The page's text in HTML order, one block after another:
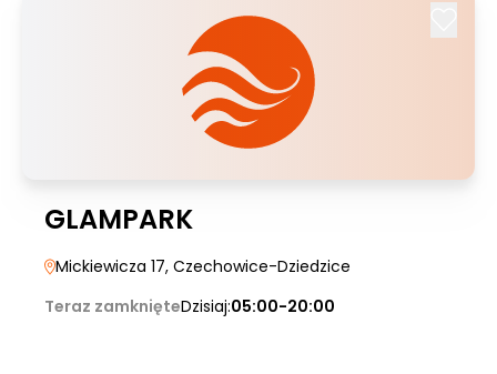
GLAMPARK
Mickiewicza 17, Czechowice-Dziedzice
Teraz zamknięteDzisiaj:05:00-20:00